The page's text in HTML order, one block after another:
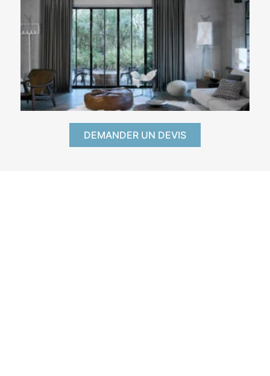
DEMANDER UN DEVIS